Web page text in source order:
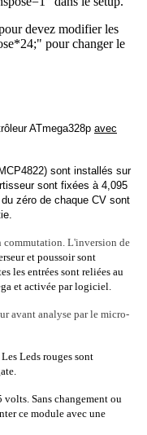
devez modifier les
pour changer le
ATmega328p avec
sont installés sur
sont fixées à 4,095
zéro de chaque CV sont
commutation. L'inversion de
et poussoir sont
les entrées sont reliées au
et activée par logiciel.
avant analyse par le micro-
Leds rouges sont
Sans changement ou
ce module avec une